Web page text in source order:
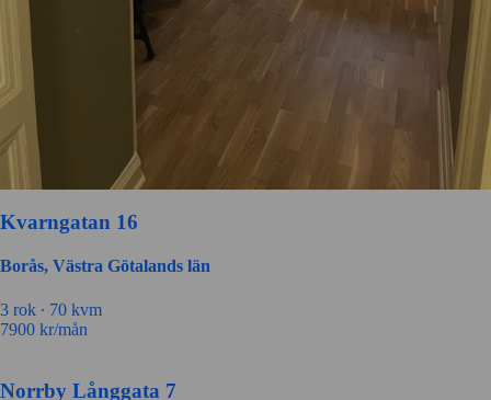
Kvarngatan 16
Borås, Västra Götalands län
3 rok ∙ 70 kvm
7900 kr/mån
Norrby Långgata 7